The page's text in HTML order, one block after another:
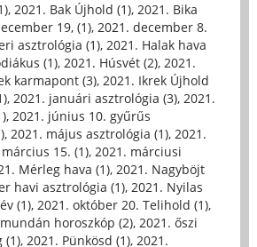
, 2021. Bak Újhold (1), 2021. Bika
19, (1), 2021. december 8.
asztrológia (1), 2021. Halak hava
(1), 2021. Húsvét (2), 2021.
karmapont (3), 2021. Ikrek Újhold
, 2021. januári asztrológia (3), 2021.
, 2021. június 10. gyűrűs
, 2021. május asztrológia (1), 2021.
15. (1), 2021. márciusi
Mérleg hava (1), 2021. Nagyböjt
havi asztrológia (1), 2021. Nyilas
(1), 2021. október 20. Telihold (1),
horoszkóp (2), 2021. őszi
(1), 2021. Pünkösd (1), 2021.